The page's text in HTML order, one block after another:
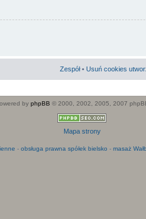
Zespół• Usuń cookies
by phpBB © 2000, 2002, 2005, 2007
Mapa strony
- obsługa prawna spółek bielsko - masaż